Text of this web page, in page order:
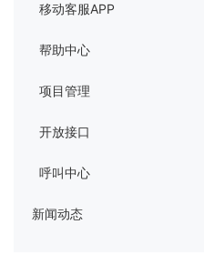
移动客服APP
帮助中心
项目管理
开放接口
呼叫中心
新闻动态